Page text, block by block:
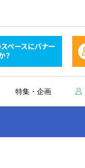
特集・企画